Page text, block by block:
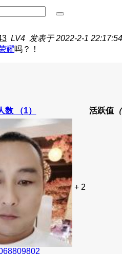
LV4 发表于 2022-2-1 22:17:54
耀吗？！
数 （1） 活跃值
+ 2